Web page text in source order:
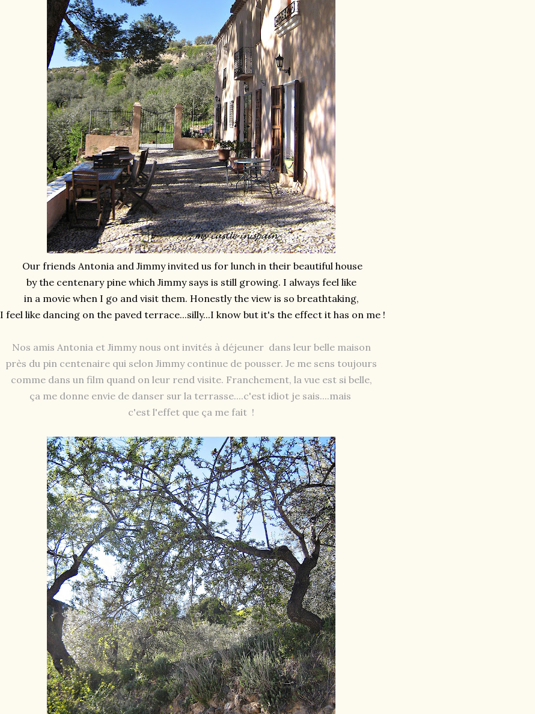
Our friends Antonia and Jimmy invited us for lunch in their beautiful house
by the centenary pine which Jimmy says is still growing. I always feel like
in a movie when I go and visit them. Honestly the view is so breathtaking,
I feel like dancing on the paved terrace...silly...I know but it's the effect it has on me !
Nos amis Antonia et Jimmy nous ont invités à déjeuner dans leur belle maison
près du pin centenaire qui selon Jimmy continue de pousser. Je me sens toujours
comme dans un film quand on leur rend visite. Franchement, la vue est si belle,
ça me donne envie de danser sur la terrasse....c'est idiot je sais....mais
c'est l'effet que ça me fait !